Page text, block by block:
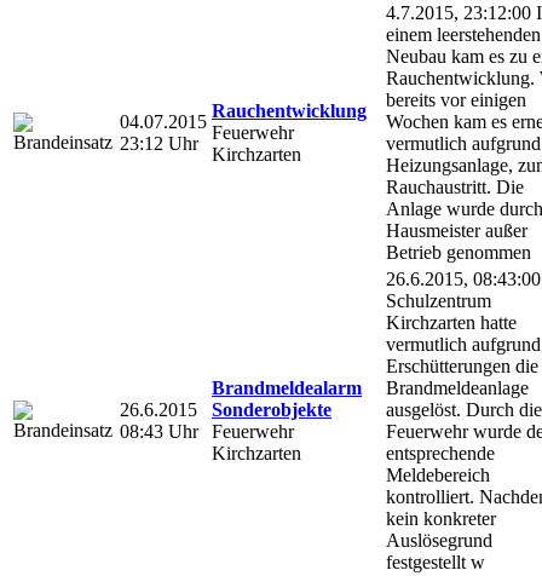
04.07.2015
23:12 Uhr
Rauchentwicklung
Feuerwehr
Kirchzarten
4.7.2015, 23:12:00
einem leerstehenden
Neubau kam es zu
Rauchentwicklung.
bereits vor einigen
Wochen kam es
vermutlich
Heizungsanlage,
Rauchaustritt. Die
Anlage wurde
Hausmeister außer
Betrieb genommen
26.6.2015
08:43 Uhr
Brandmeldealarm
Sonderobjekte
Feuerwehr
Kirchzarten
26.6.2015,
Schulzentrum
Kirchzarten hatte
vermutlich
Erschütterungen die
Brandmeldeanlage
ausgelöst. Durch die
Feuerwehr wurde
entsprechende
Meldebereich
kontrolliert.
kein konkreter
Auslösegrund
festgestellt w